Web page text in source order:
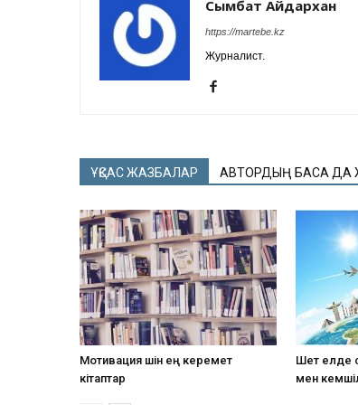
Сымбат Айдархан
https://martebe.kz
Журналист.
ҰҚСАС ЖАЗБАЛАР АВТОРДЫҢ БАСҚА ДА
Мотивация үшін ең керемет
кітаптар
Шет елде
мен